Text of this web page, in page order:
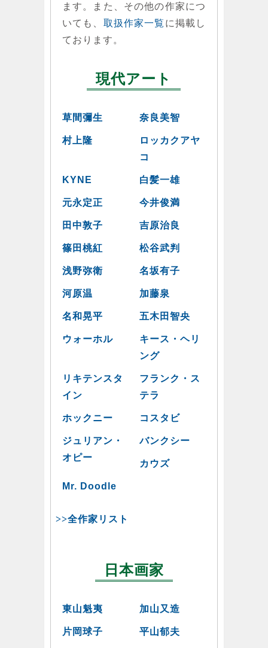
ます。また、その他の作家につ
いても、 取扱作家一覧 に掲載し
ております。
現代アート
草間彌生 奈良美智
村上隆
ロッカクアヤ
コ
KYNE 白髪一雄
元永定正 今井俊満
田中敦子 吉原治良
篠田桃紅 松谷武判
浅野弥衛 名坂有子
河原温 加藤泉
名和晃平 五木田智央
ウォーホル
キース・ヘリ
ング
リキテンスタ
イン
フランク・ス
テラ
ホックニー コスタビ
ジュリアン・
オピー
バンクシー
カウズ
Mr. Doodle
>>全作家リスト
日本画家
東山魁夷 加山又造
片岡球子 平山郁夫